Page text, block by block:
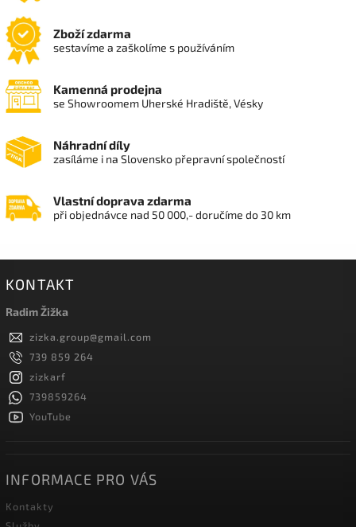
Zboží zdarma
sestavíme a zaškolíme s používáním
Kamenná prodejna
se Showroomem Uherské Hradiště, Vésky
Náhradní díly
zasíláme i na Slovensko přepravní společností
Vlastní doprava zdarma
při objednávce nad 50 000,- doručíme do 30 km
KONTAKT
Radim Žižka
zizka.group@gmail.com
739 859 264
zizkarf
739859264
YouTube
INFORMACE PRO VÁS
Kontakty